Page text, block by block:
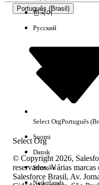
Português (Brasil)
Select Org
한국어
Русский
Select OrgPortuguês
Suomi
Dansk
Svenska
Nederlands
© Copyright 2026,
reservados. Várias
Salesforce Brasil, Av.